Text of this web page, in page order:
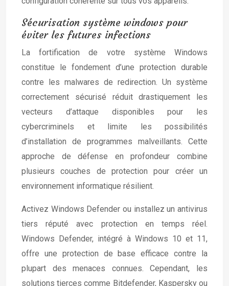
Sécurisation système windows pour
éviter les futures infections
La fortification de votre système Windows
constitue le fondement d’une protection durable
contre les malwares de redirection. Un système
correctement sécurisé réduit drastiquement les
vecteurs d’attaque disponibles pour les
cybercriminels et limite les possibilités
d’installation de programmes malveillants. Cette
approche de défense en profondeur combine
plusieurs couches de protection pour créer un
environnement informatique résilient.
Activez Windows Defender ou installez un antivirus
tiers réputé avec protection en temps réel.
Windows Defender, intégré à Windows 10 et 11,
offre une protection de base efficace contre la
plupart des menaces connues. Cependant, les
solutions tierces comme Bitdefender, Kaspersky ou